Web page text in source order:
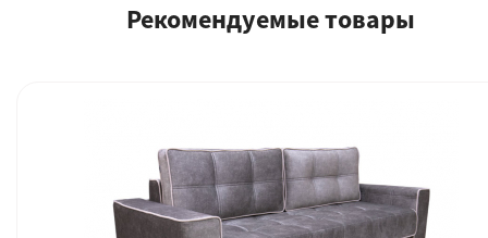
Рекомендуемые товары